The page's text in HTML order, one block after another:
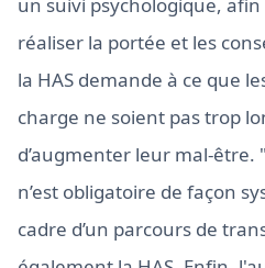
réaliser la portée et les
la HAS demande à ce que
charge ne soient pas trop
d’augmenter leur mal-
n’est obligatoire de façon
cadre d’un parcours de